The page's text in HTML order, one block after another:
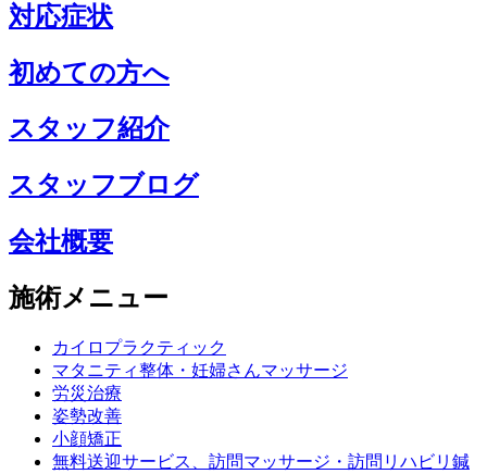
対応症状
初めての方へ
スタッフ紹介
スタッフブログ
会社概要
施術メニュー
カイロプラクティック
マタニティ整体・妊婦さんマッサージ
労災治療
姿勢改善
小顔矯正
無料送迎サービス、訪問マッサージ・訪問リハビリ鍼